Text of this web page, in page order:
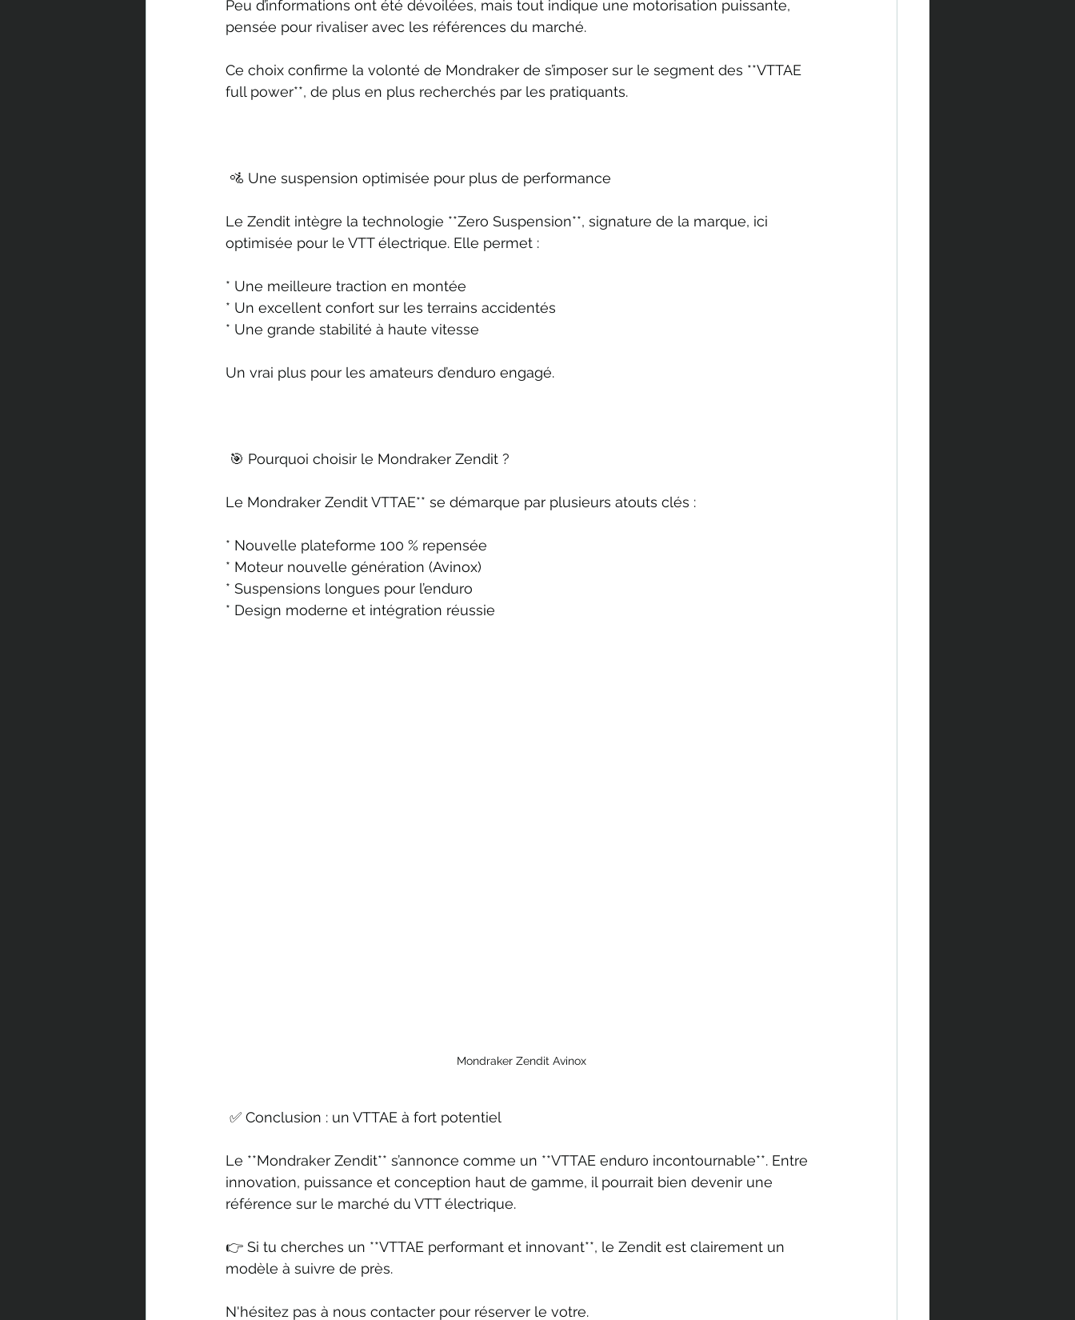
Peu d’informations ont été dévoilées, mais tout indique une motorisation puissante,
pensée pour rivaliser avec les références du marché.
Ce choix confirme la volonté de Mondraker de s’imposer sur le segment des **VTTAE
full power**, de plus en plus recherchés par les pratiquants.
🚵 Une suspension optimisée pour plus de performance
Le Zendit intègre la technologie **Zero Suspension**, signature de la marque, ici
optimisée pour le VTT électrique. Elle permet :
* Une meilleure traction en montée
* Un excellent confort sur les terrains accidentés
* Une grande stabilité à haute vitesse
Un vrai plus pour les amateurs d’enduro engagé.
🎯 Pourquoi choisir le Mondraker Zendit ?
Le Mondraker Zendit VTTAE** se démarque par plusieurs atouts clés :
* Nouvelle plateforme 100 % repensée
* Moteur nouvelle génération (Avinox)
* Suspensions longues pour l’enduro
* Design moderne et intégration réussie
Mondraker Zendit Avinox
✅ Conclusion : un VTTAE à fort potentiel
Le **Mondraker Zendit** s’annonce comme un **VTTAE enduro incontournable**. Entre
innovation, puissance et conception haut de gamme, il pourrait bien devenir une
référence sur le marché du VTT électrique.
👉 Si tu cherches un **VTTAE performant et innovant**, le Zendit est clairement un
modèle à suivre de près.
N'hésitez pas à nous contacter pour réserver le votre.